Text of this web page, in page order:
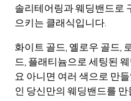
솔리테어링과 웨딩밴드로
으키는 클래식입니다.
화이트 골드, 옐로우 골드,
드, 플래티늄으로 세팅된
요 아니면 여러 색으로 만
인 당신만의 웨딩밴드를